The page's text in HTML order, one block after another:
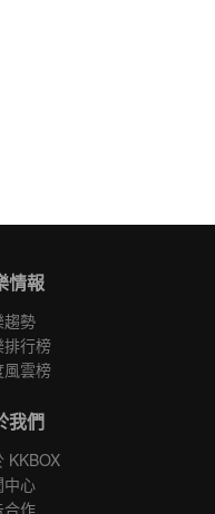
情報
趨勢
排行榜
風雲榜
我們
KKBOX
中心
合作